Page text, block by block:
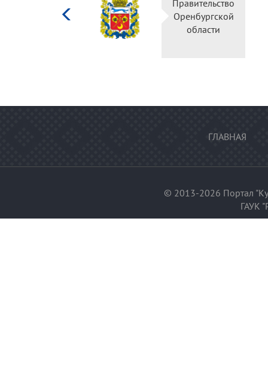
Правительство
Оренбургской
области
ГЛАВНАЯ
© 2013-2026 Портал
ГАУК